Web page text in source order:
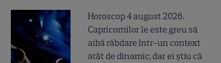
Horoscop 4 august 2026.
Capricornilor le este greu să
aibă răbdare într-un context
atât de dinamic, dar ei știu că